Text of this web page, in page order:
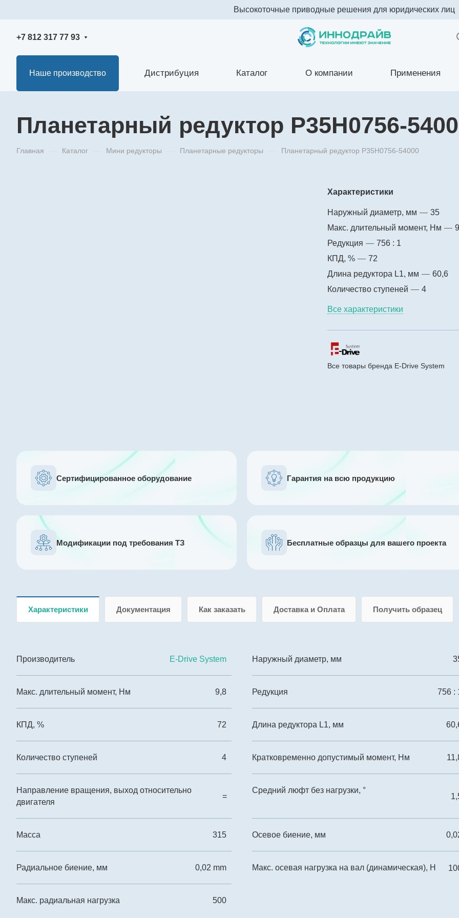
+7 812 317 77 93
Наше производство Дистрибуция Каталог О компании Применения
Высокоточные приводные решения для юридических лиц
Планетарный редуктор P35H0756-
Главная Каталог Мини редукторы Планетарные редукторы Планетарный редуктор P35H0756-54000
Характеристики
Наружный диаметр, мм — 35
Макс. длительный момент, Нм —
Редукция — 756 : 1
КПД, % — 72
Длина редуктора L1, мм — 60,6
Количество ступеней — 4
Все характеристики
Все товары бренда E-Drive System
Сертифицированное оборудование Гарантия на всю продукцию
Модификации под требования ТЗ Бесплатные образцы для вашего проекта
Характеристики Документация Как заказать Доставка и Оплата Получить образец
Производитель E-Drive System Наружный диаметр, мм
Макс. длительный момент, Нм 9,8 Редукция 756 :
КПД, % 72 Длина редуктора L1, мм
Количество ступеней 4 Кратковременно допустимый момент, Нм
Направление вращения, выход относительно
двигателя
=
Средний люфт без нагрузки, °
Масса 315 Осевое биение, мм
Радиальное биение, мм 0,02 mm Макс. осевая нагрузка на вал (динамическая), Н
Макс. радиальная нагрузка 500